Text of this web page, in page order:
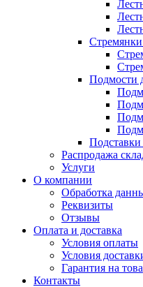
Стремянки
Подмости
Подставки
Распродажа
Услуги
О компании
Обработка
Реквизиты
Отзывы
Оплата и доставка
Условия оплаты
Условия
Гарантия на
Контакты